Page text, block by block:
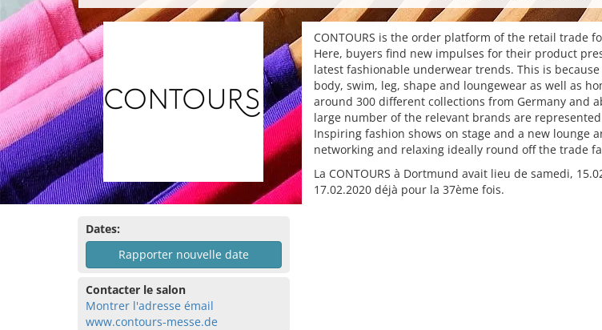
Dates:
Rapporter nouvelle date
Contacter le salon
Montrer l'adresse émail
www.contours-messe.de
CONTOURS is the order platform of the retail trade
Here, buyers find new impulses for their product
latest fashionable underwear trends. This is
body, swim, leg, shape and loungewear as well as
around 300 different collections from Germany and
large number of the relevant brands are represented
Inspiring fashion shows on stage and a new lounge
networking and relaxing ideally round off the trade
La CONTOURS à Dortmund avait lieu de samedi,
17.02.2020 déjà pour la 37ème fois.